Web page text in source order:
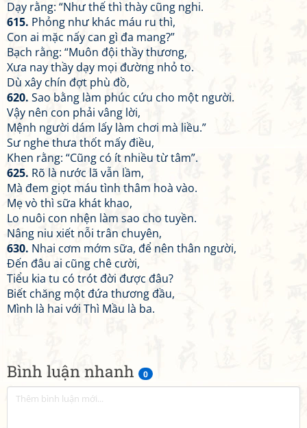
Bình luận nhanh 0
Dạy rằng: “Như thế thì thày cũng nghi.
615. Phỏng như khác máu ru thì,
Con ai mặc nấy can gì đa mang?”
Bạch rằng: “Muôn đội thầy thương,
Xưa nay thầy dạy mọi đường nhỏ to.
Dù xây chín đợt phù đồ,
620. Sao bằng làm phúc cứu cho một người.
Vậy nên con phải vâng lời,
Mệnh người dám lấy làm chơi mà liều.”
Sư nghe thưa thốt mấy điều,
Khen rằng: “Cũng có ít nhiều từ tâm”.
625. Rõ là nước lã vẫn lầm,
Mà đem giọt máu tình thâm hoà vào.
Mẹ vò thì sữa khát khao,
Lo nuôi con nhện làm sao cho tuyền.
Nâng niu xiết nỗi trân chuyên,
630. Nhai cơm mớm sữa, để nên thân người,
Đến đâu ai cũng chê cười,
Tiểu kia tu có trót đời được đâu?
Biết chăng một đứa thương đầu,
Mình là hai với Thì Mầu là ba.